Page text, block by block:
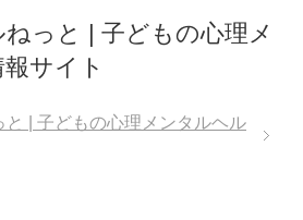
っと | 子どもの心理メ
サイト
と | 子どもの心理メンタルヘル